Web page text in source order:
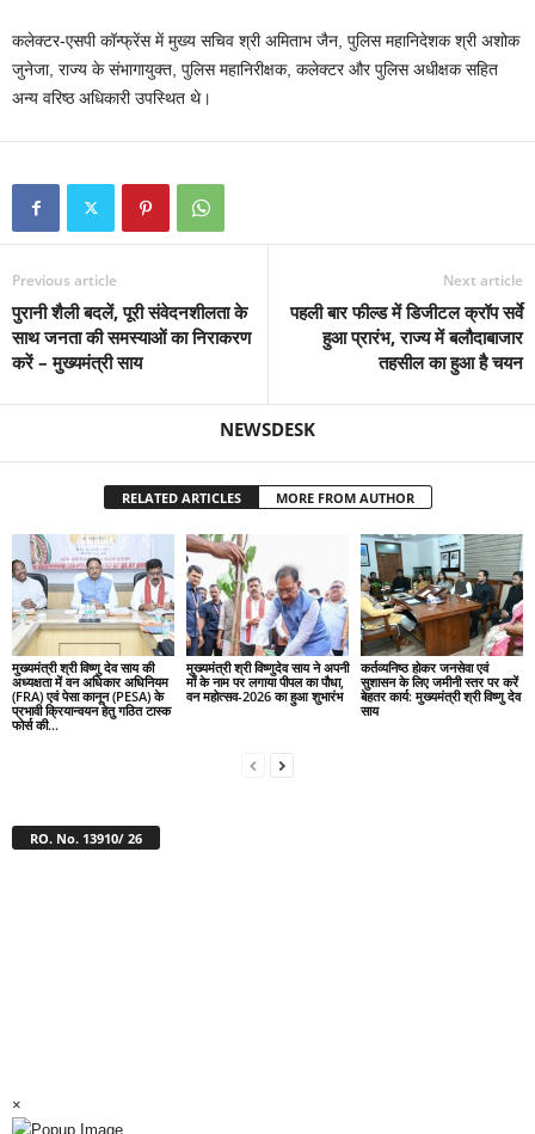
कलेक्टर-एसपी कॉन्फ्रेंस में मुख्य सचिव श्री अमिताभ जैन, पुलिस महानिदेशक श्री अशोक
जुनेजा, राज्य के संभागायुक्त, पुलिस महानिरीक्षक, कलेक्टर और पुलिस अधीक्षक सहित
अन्य वरिष्ठ अधिकारी उपस्थित थे।
Previous article
पुरानी शैली बदलें, पूरी संवेदनशीलता के
साथ जनता की समस्याओं का निराकरण
करें – मुख्यमंत्री साय
Next article
पहली बार फील्ड में डिजीटल क्रॉप सर्वे
हुआ प्रारंभ, राज्य में बलौदाबाजार
तहसील का हुआ है चयन
NEWSDESK
RELATED ARTICLES MORE FROM AUTHOR
मुख्यमंत्री श्री विष्णु देव साय की
अध्यक्षता में वन अधिकार अधिनियम
(FRA) एवं पेसा कानून (PESA) के
प्रभावी क्रियान्वयन हेतु गठित टास्क
फोर्स की...
मुख्यमंत्री श्री विष्णुदेव साय ने अपनी
माँ के नाम पर लगाया पीपल का पौधा,
वन महोत्सव-2026 का हुआ शुभारंभ
कर्तव्यनिष्ठ होकर जनसेवा एवं
सुशासन के लिए जमीनी स्तर पर करें
बेहतर कार्य: मुख्यमंत्री श्री विष्णु देव
साय
RO. No. 13910/ 26
×